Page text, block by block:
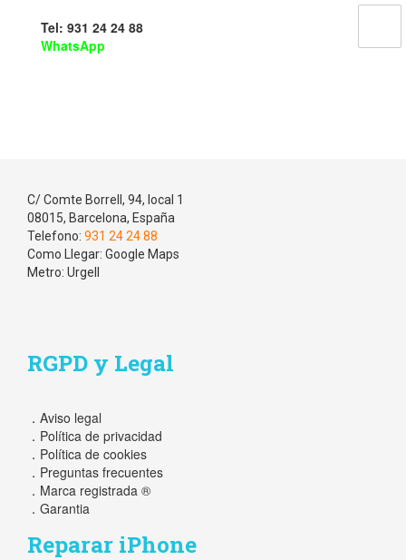
Tel: 931 24 24 88
WhatsApp
C/ Comte Borrell, 94, local 1
08015, Barcelona, España
Telefono: 931 24 24 88
Como Llegar: Google Maps
Metro: Urgell
RGPD y Legal
．Aviso legal
．Política de privacidad
．Política de cookies
．Preguntas frecuentes
．Marca registrada ®
．Garantia
Reparar iPhone